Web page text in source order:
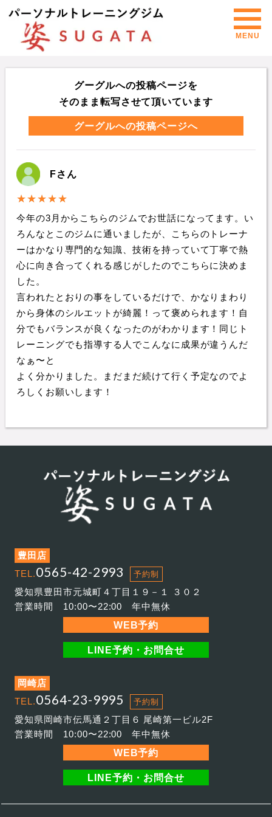
MENU
グーグルへの投稿ページを
そのまま転写させて頂いています
グーグルへの投稿ページへ
Fさん
今年の3月からこちらのジムでお世話になってます。い
ろんなとこのジムに通いましたが、こちらのトレーナ
ーはかなり専門的な知識、技術を持っていて丁寧で熱
心に向き合ってくれる感じがしたのでこちらに決めま
した。
言われたとおりの事をしているだけで、かなりまわり
から身体のシルエットが綺麗！って褒められます！自
分でもバランスが良くなったのがわかります！同じト
レーニングでも指導する人でこんなに成果が違うんだ
なぁ〜と
よく分かりました。まだまだ続けて行く予定なのでよ
ろしくお願いします！
豊田店
TEL.0565-42-2993 予約制
愛知県豊田市元城町４丁目１９－１ ３０２
営業時間 10:00〜22:00 年中無休
WEB予約
LINE予約・お問合せ
岡崎店
TEL.0564-23-9995 予約制
愛知県岡崎市伝馬通２丁目６ 尾崎第一ビル2F
営業時間 10:00〜22:00 年中無休
WEB予約
LINE予約・お問合せ